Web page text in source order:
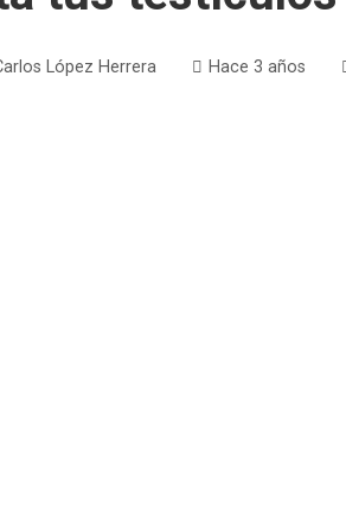
López Herrera Hace 3 años